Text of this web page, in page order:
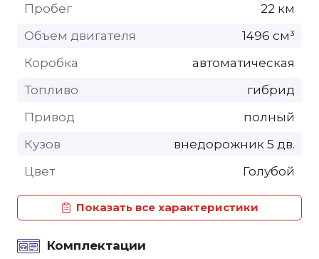
Пробег
22 км
Объем двигателя
1496 см³
Коробка
автоматическая
Топливо
гибрид
Привод
полный
Кузов
внедорожник 5 дв.
Цвет
Голубой
Показать все характеристики
Комплектации